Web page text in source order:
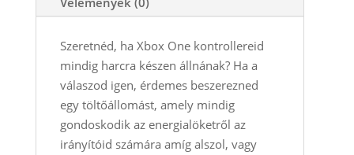
Szeretnéd, ha Xbox One kontrollereid
mindig harcra készen állnának? Ha a
válaszod igen, érdemes beszerezned
egy töltőállomást, amely mindig
gondoskodik az energialöketről az
irányítóid számára amíg alszol, vagy